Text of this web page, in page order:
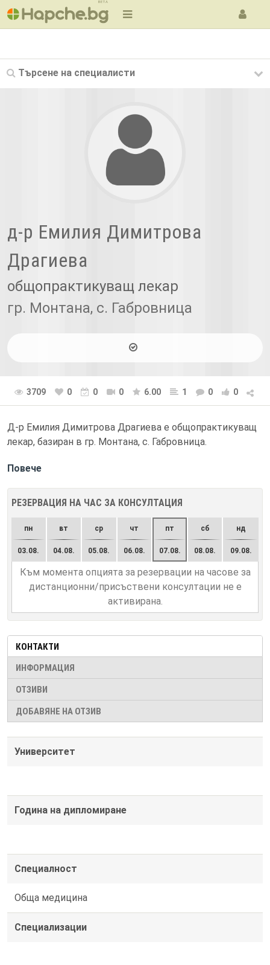
BETA
Търсене на специалисти
д-р Емилия Димитрова
Драгиева
общопрактикуващ лекар
гр. Монтана, с. Габровница
3709 0 0 0 6.00 1 0 0
Д-р Емилия Димитрова Драгиева е общопрактикуващ
лекар, базиран в гр. Монтана, с. Габровница.
Повече
РЕЗЕРВАЦИЯ НА ЧАС ЗА КОНСУЛТАЦИЯ
пн
03.08.
вт
04.08.
ср
05.08.
чт
06.08.
пт
07.08.
сб
08.08.
нд
09.08.
Към момента опцията за резервации на часове за
дистанционни/присъствени консултации не е
активирана.
КОНТАКТИ
ИНФОРМАЦИЯ
ОТЗИВИ
ДОБАВЯНЕ НА ОТЗИВ
Университет
Година на дипломиране
Специалност
Обща медицина
Специализации